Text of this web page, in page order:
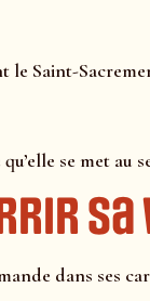
le Saint-
se met au
dans ses